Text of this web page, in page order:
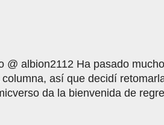
de la edad media de
de 2006 nació Comicverso,
de cómics, con columnas,
@ albion2112 Ha pasado
así que decidí
da la bienvenida de
mítica dentro de la escena